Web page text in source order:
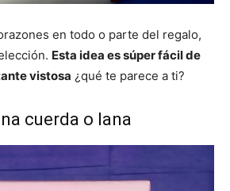
en todo o parte del regalo,
Esta idea es súper fácil de
vistosa ¿qué te parece a ti?
cuerda o lana